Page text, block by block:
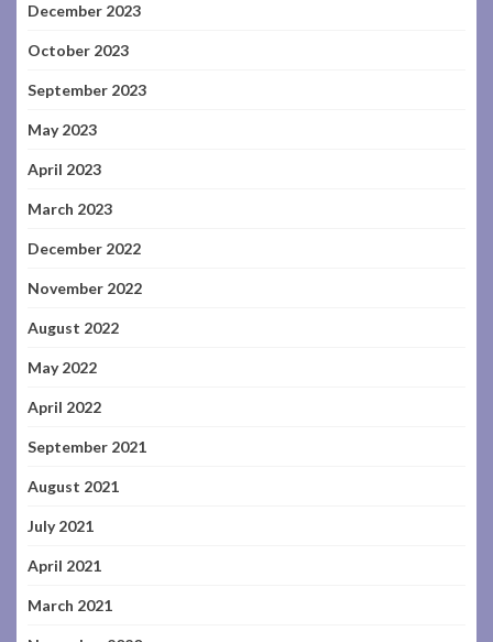
December 2023
October 2023
September 2023
May 2023
April 2023
March 2023
December 2022
November 2022
August 2022
May 2022
April 2022
September 2021
August 2021
July 2021
April 2021
March 2021